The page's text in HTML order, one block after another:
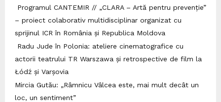
Programul CANTEMIR // „CLARA – Artă pentru prevenție”
– proiect colaborativ multidisciplinar organizat cu
sprijinul ICR în România și Republica Moldova
Radu Jude în Polonia: ateliere cinematografice cu
actorii teatrului TR Warszawa și retrospective de film la
Łódź și Varșovia
Mircia Gutău: „Râmnicu Vâlcea este, mai mult decât un
loc, un sentiment”